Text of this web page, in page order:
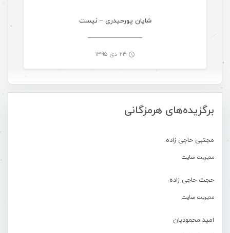
برگزیده‌های هرمزگانی
مجتبی حاجی زاده
مدیریت سایت
حجت حاجی زاده
مدیریت سایت
امید محمودیان
شایان پورحیدری – نیست
۲۴ دی ۱۳۹۵